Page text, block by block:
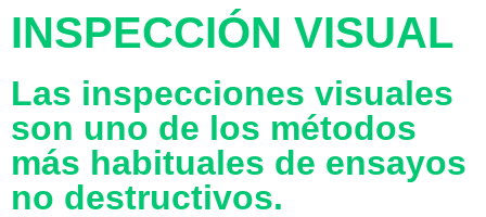
INSPECCIÓN VISUAL
Las inspecciones visuales
son uno de los métodos
más habituales de ensayos
no destructivos.